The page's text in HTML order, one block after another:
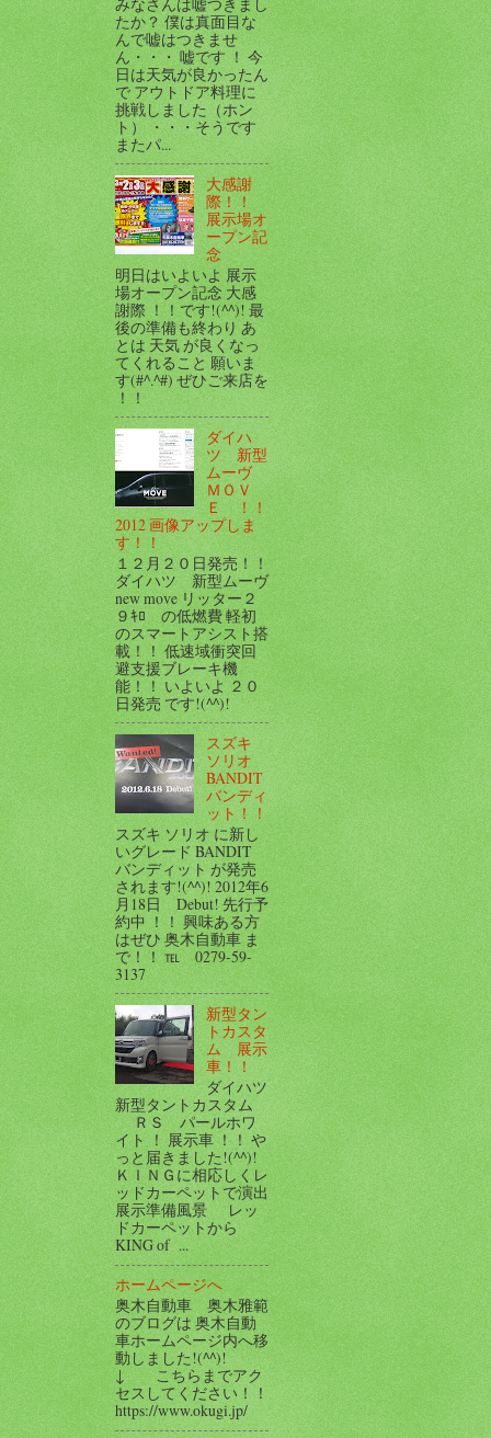
たか？ 僕は真面目な
んで嘘はつきませ
ん・・・ 嘘です ！ 今
日は天気が良かったん
で アウトドア料理に
挑戦しました（ホン
ト） ・・・そうです
またパ...
大感謝
際！！
展示場オ
ープン記
念
明日はいよいよ 展示
場オープン記念 大感
謝際 ！！です!(^^)! 最
後の準備も終わり あ
とは 天気 が良くなっ
てくれること 願いま
す(#^.^#) ぜひご来店を
！！
ダイハ
ツ 新型
ムーヴ
ＭＯＶ
Ｅ ！！
2012 画像アップしま
す！！
１２月２０日発売！！
ダイハツ 新型ムーヴ
new move リッター２
９ｷﾛ の低燃費 軽初
のスマートアシスト搭
載！！ 低速域衝突回
避支援ブレーキ機
能！！ いよいよ ２０
日発売 です!(^^)!
スズキ
ソリオ
BANDIT
バンディ
ット！！
スズキ ソリオ に新し
いグレード BANDIT
バンディット が発売
されます!(^^)! 2012年6
月18日 Debut! 先行予
約中 ！！ 興味ある方
はぜひ 奥木自動車 ま
で！！ ℡ 0279-59-
3137
新型タン
トカスタ
ム 展示
車！！
ダイハツ
新型タントカスタム
ＲＳ パールホワ
イト ！ 展示車 ！！ や
っと届きました!(^^)!
ＫＩＮＧに相応しくレ
ッドカーペットで演出
展示準備風景 レッ
ドカーペットから
KING of ...
ホームページへ
奥木自動車 奥木雅範
のブログは 奥木自動
車ホームページ内へ移
動しました!(^^)!
↓ こちらまでアク
セスしてください！！
https://www.okugi.jp/